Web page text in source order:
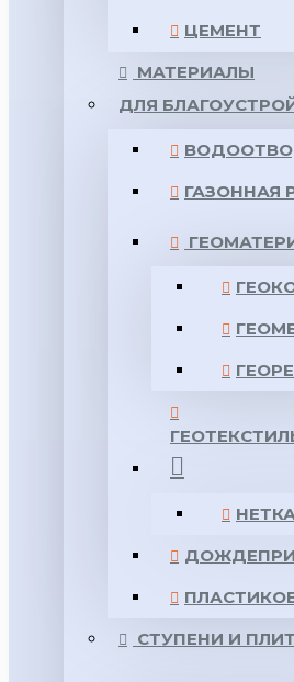
ЦЕМЕНТ
МАТЕРИАЛЫ
ДЛЯ
ГАЗОННАЯ
СТУПЕНИ И